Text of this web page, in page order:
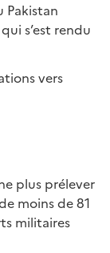
Pakistan
s’est rendu
vers
plus prélever
moins de 81
militaires